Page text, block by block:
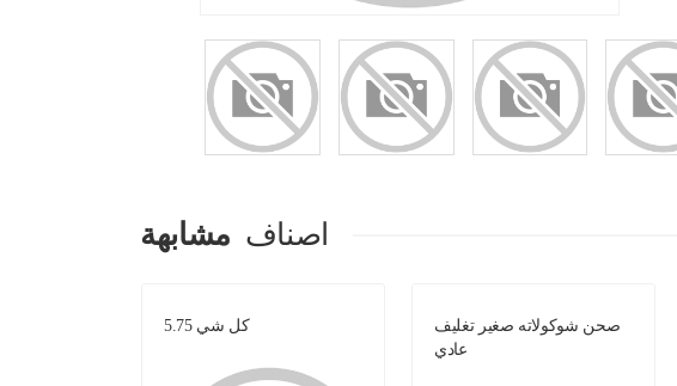
اصناف مشابهة
كل شي 5.75
صحن شوكولاته صغير تغليف
عادي